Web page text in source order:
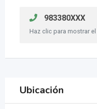
983380XXX
Haz clic para mostrar
Ubicación